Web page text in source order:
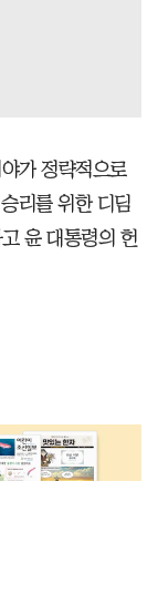
가 정략적으로
리를 위한 디딤
윤 대통령의 헌